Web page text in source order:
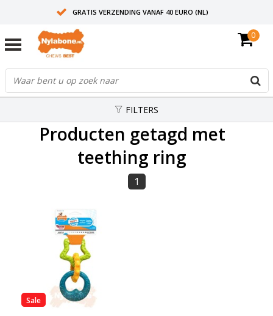
GRATIS VERZENDING VANAF 40 EURO (NL)
0
FILTERS
Producten getagd met
teething ring
1
Sale